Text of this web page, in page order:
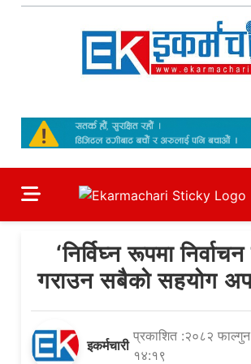
Skip
‘निर्विघ्न रूपमा
गराउन सबैको सहयोग
इकर्मचारी
प्रकाशित :२०८२
१४:१९